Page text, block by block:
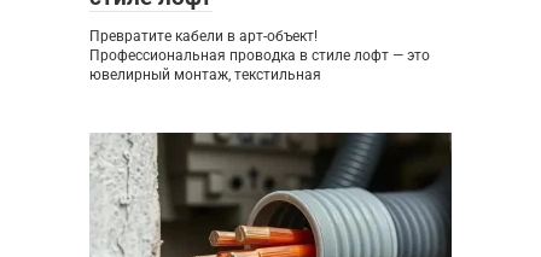
Превратите кабели в арт-объект!
Профессиональная проводка в стиле лофт — это
ювелирный монтаж, текстильная